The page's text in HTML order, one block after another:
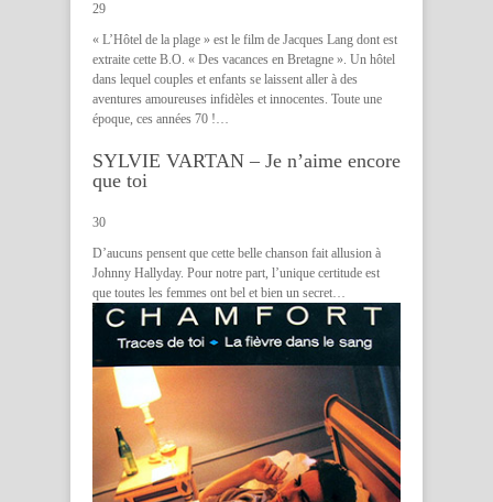
29
« L’Hôtel de la plage » est le film de Jacques Lang dont est
extraite cette B.O. « Des vacances en Bretagne ». Un hôtel
dans lequel couples et enfants se laissent aller à des
aventures amoureuses infidèles et innocentes. Toute une
époque, ces années 70 !…
SYLVIE VARTAN – Je n’aime encore
que toi
30
D’aucuns pensent que cette belle chanson fait allusion à
Johnny Hallyday. Pour notre part, l’unique certitude est
que toutes les femmes ont bel et bien un secret…